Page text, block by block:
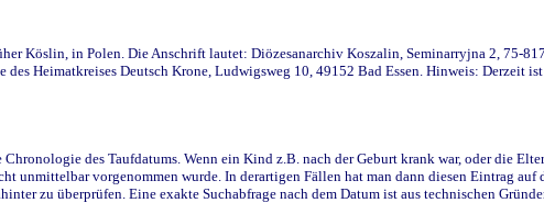
Köslin, in Polen. Die Anschrift lautet: Diözesanarchiv Koszalin, Seminarryjna 2, 75-
Heimatkreises Deutsch Krone, Ludwigsweg 10, 49152 Bad Essen. Hinweis: Derzeit
des Taufdatums. Wenn ein Kind z.B. nach der Geburt krank war, oder die
unmittelbar vorgenommen wurde. In derartigen Fällen hat man dann diesen Eintrag auf
zu überprüfen. Eine exakte Suchabfrage nach dem Datum ist aus technischen